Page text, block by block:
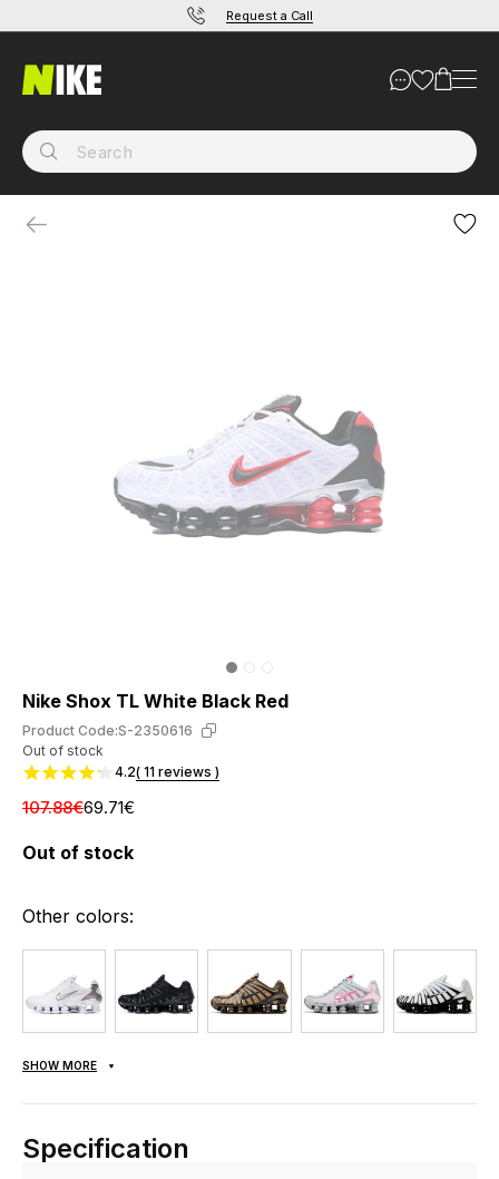
Request a Call
Nike Shox TL White Black Red
Product Code:S-2350616
Out of stock
4.2( 11 reviews )
107.88€69.71€
Out of stock
Other colors:
SHOW MORE
Specification